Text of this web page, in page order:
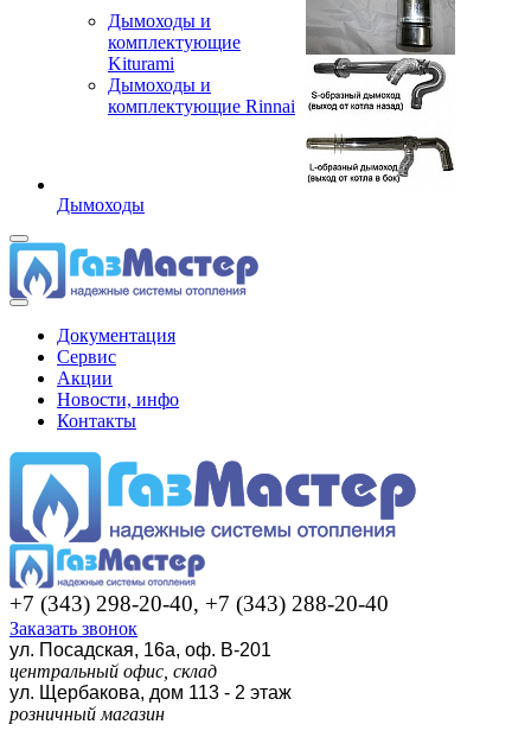
Дымоходы и
комплектующие
Kiturami
Дымоходы и
комплектующие Rinnai
Дымоходы
Документация
Сервис
Акции
Новости, инфо
Контакты
+7 (343) 298-20-40, +7 (343) 288-20-40
Заказать звонок
ул. Посадская, 16а, оф. В-201
центральный офис, склад
ул. Щербакова, дом 113 - 2 этаж
розничный магазин